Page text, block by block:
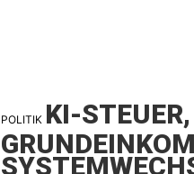
POLITIK KI-